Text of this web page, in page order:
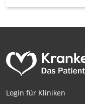
Login für Kliniken
Geräte anhand
Nicht-IAB-
Performance